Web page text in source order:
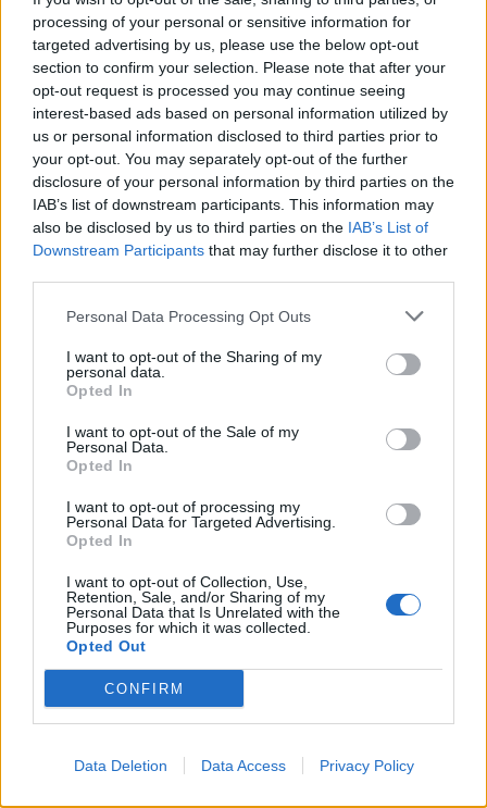
processing of your personal or sensitive information for
targeted advertising by us, please use the below opt-out
section to confirm your selection. Please note that after your
opt-out request is processed you may continue seeing
interest-based ads based on personal information utilized by
us or personal information disclosed to third parties prior to
your opt-out. You may separately opt-out of the further
disclosure of your personal information by third parties on the
IAB’s list of downstream participants. This information may
also be disclosed by us to third parties on the IAB’s List of
Downstream Participants that may further disclose it to other
Personal Data Processing Opt Outs
I want to opt-out of the Sharing of my
personal data.
Opted In
I want to opt-out of the Sale of my
Personal Data.
Opted In
I want to opt-out of processing my
Personal Data for Targeted Advertising.
Opted In
I want to opt-out of Collection, Use,
Retention, Sale, and/or Sharing of my
Personal Data that Is Unrelated with the
Purposes for which it was collected.
Opted Out
CONFIRM
Data Deletion Data Access Privacy Policy